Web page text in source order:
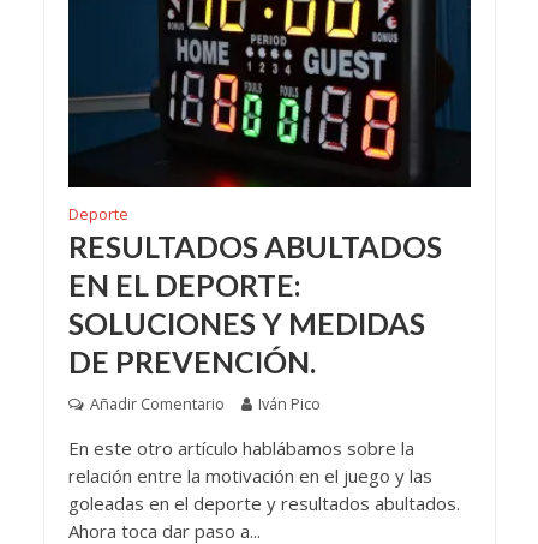
Deporte
RESULTADOS ABULTADOS
EN EL DEPORTE:
SOLUCIONES Y MEDIDAS
DE PREVENCIÓN.
Añadir Comentario Iván Pico
En este otro artículo hablábamos sobre la
relación entre la motivación en el juego y las
goleadas en el deporte y resultados abultados.
Ahora toca dar paso a...